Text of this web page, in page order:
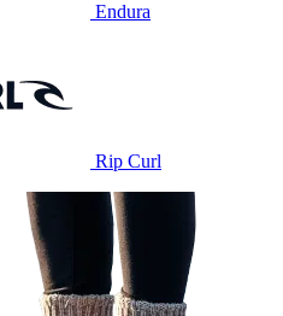
Endura
Rip Curl